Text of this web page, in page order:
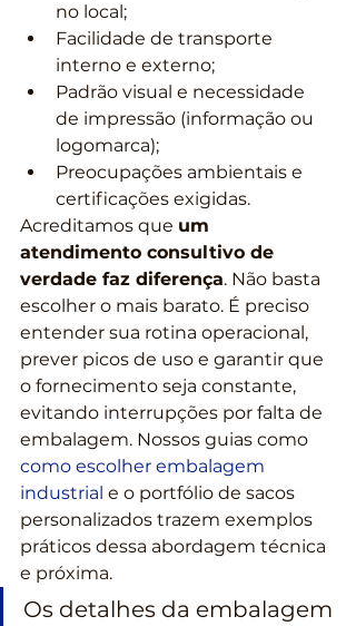
no local;
Facilidade de transporte
interno e externo;
Padrão visual e necessidade
de impressão (informação ou
logomarca);
Preocupações ambientais e
certificações exigidas.
Acreditamos que um
atendimento consultivo de
verdade faz diferença. Não basta
escolher o mais barato. É preciso
entender sua rotina operacional,
prever picos de uso e garantir que
o fornecimento seja constante,
evitando interrupções por falta de
embalagem. Nossos guias como
como escolher embalagem
industrial e o portfólio de sacos
personalizados trazem exemplos
práticos dessa abordagem técnica
e próxima.
Os detalhes da embalagem